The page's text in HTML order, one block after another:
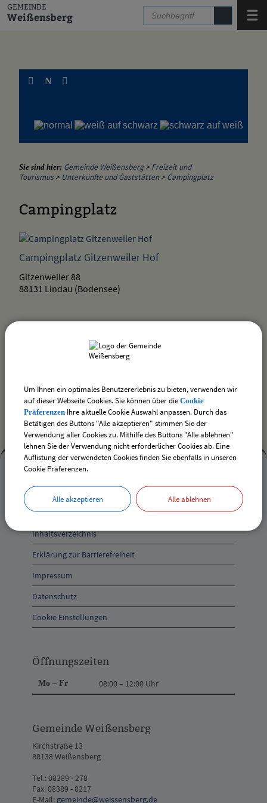
Zum Inhalt, zur Startseitespringen.
GEMEINDE
Weißensberg
N
Sie sind hier: Gemeinde Weißensberg>Freizeit und
Tourismus > Unterkünfte und Gaststätten>Campingplatz
Campingplatz
Campingplatz Gitzenweiler Hof
Gitzenweiler 88
88131 Lindau (Bodensee)
Mehr
entdecken,
Öffnungszeiten
und
Anschrift
und
Kontakt
Mehr entdecken
Kontakt
Inhaltsverzeichnis
Erklärung zur Barrierefreiheit
Impressum
Datenschutz
Cookie Einstellungen
Öffnungszeiten
Mo – Fr 08:00 – 12:00 Uhr
Gemeinde Weißensberg
Kirchstraße 13
88138 Weißensberg
Tel.: 08389 - 278
Fax: 08389 - 8217
E-Mail: gemeinde@weissensberg.de
Um Ihnen ein optimales Benutzererlebnis zu bieten, verwenden wir
auf dieser Webseite Cookies. Sie können über die Cookie
Präferenzen Ihre aktuelle Cookie Auswahl anpassen. Durch das
Betätigen des Buttons "Alle akzeptieren" stimmen Sie der
Verwendung aller Cookies zu. Mithilfe des Buttons "Alle ablehnen"
lehnen Sie der Verwendung nicht erforderlicher Cookies ab. Eine
Auflistung der verwendeten Cookies finden Sie ebenfalls in unseren
Cookie Präferenzen.
Alle akzeptieren Alle ablehnen